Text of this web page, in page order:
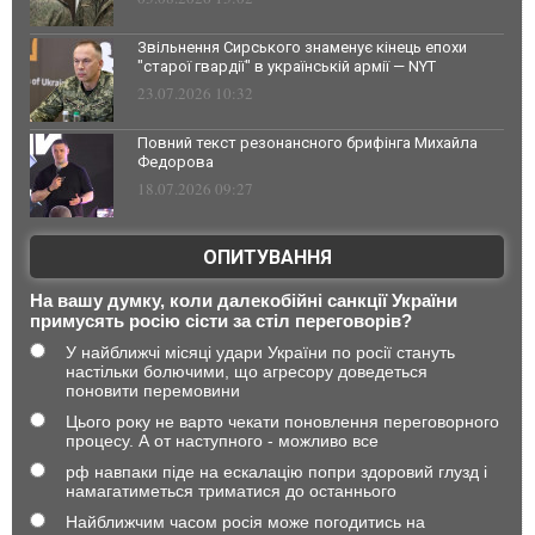
Звільнення Сирського знаменує кінець епохи
"старої гвардії" в українській армії — NYT
23.07.2026 10:32
Повний текст резонансного брифінга Михайла
Федорова
18.07.2026 09:27
ОПИТУВАННЯ
На вашу думку, коли далекобійні санкції України
примусять росію сісти за стіл переговорів?
У найближчі місяці удари України по росії стануть
настільки болючими, що агресору доведеться
поновити перемовини
Цього року не варто чекати поновлення переговорного
процесу. А от наступного - можливо все
рф навпаки піде на ескалацію попри здоровий глузд і
намагатиметься триматися до останнього
Найближчим часом росія може погодитись на